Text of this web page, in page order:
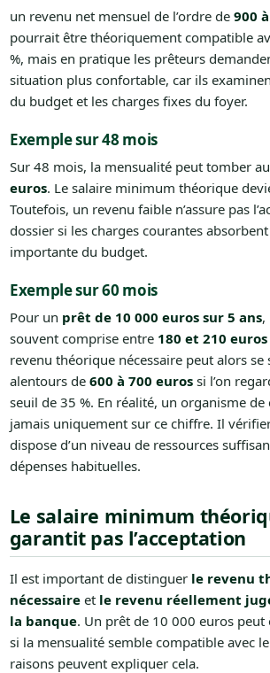
un revenu net mensuel de l’ordre de 900
pourrait être théoriquement compatible
%, mais en pratique les prêteurs
situation plus confortable, car ils
du budget et les charges fixes du foyer.
Exemple sur 48 mois
Sur 48 mois, la mensualité peut tomber
euros. Le salaire minimum théorique
Toutefois, un revenu faible n’assure pas
dossier si les charges courantes
importante du budget.
Exemple sur 60 mois
Pour un prêt de 10 000 euros sur 5 ans,
souvent comprise entre 180 et 210 euros
revenu théorique nécessaire peut alors se
alentours de 600 à 700 eurossi l’on
seuil de 35 %. En réalité, un organisme de
jamais uniquement sur ce chiffre. Il
dispose d’un niveau de ressources
dépenses habituelles.
Le salaire minimum
garantit pas l’acceptation
Il est important de distinguer le revenu
nécessaireet le revenu réellement
la banque. Un prêt de 10 000 euros peut
si la mensualité semble compatible avec
raisons peuvent expliquer cela.